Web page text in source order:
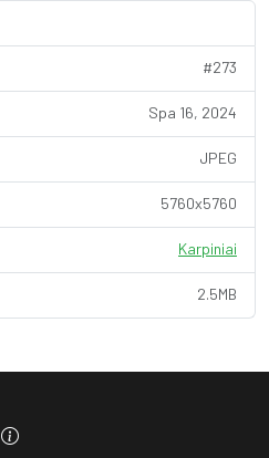
#273
Spa 16, 2024
JPEG
5760x5760
Karpiniai
2.5MB